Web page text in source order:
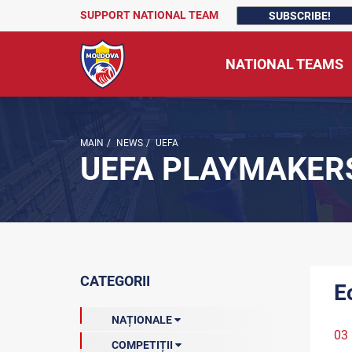
SUPPORT NATIONAL TEAM SUBSCRIBE!
NATIONAL TEAMS
MAIN / NEWS / UEFA
UEFA
CATEGORII
NAȚIONALE
COMPETIȚII
03